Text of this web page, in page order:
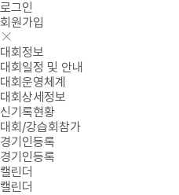
로그인
회원가입
대회정보
대회일정 및 안내
대회운영체계
대회상세정보
신기록현황
대회/강습회참가
경기인등록
경기인등록
캘린더
캘린더